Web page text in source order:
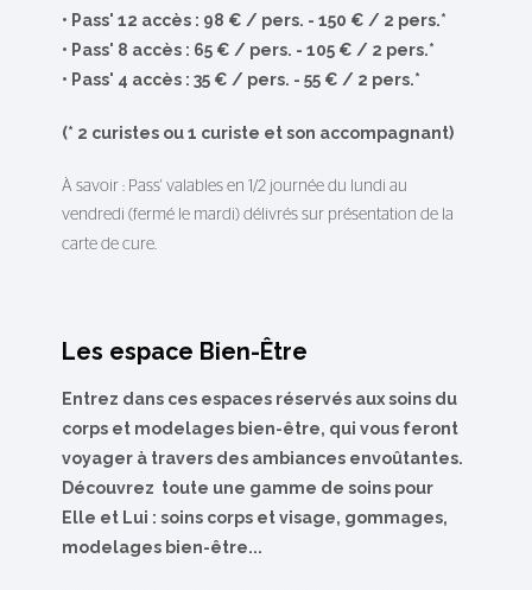
• Pass' 12 accès : 98 € / pers. - 150 € / 2 pers.*
• Pass' 8 accès : 65 € / pers. - 105 € / 2 pers.*
• Pass' 4 accès : 35 € / pers. - 55 € / 2 pers.*
(* 2 curistes ou 1 curiste et son accompagnant)
À savoir : Pass' valables en 1/2 journée du lundi au
vendredi (fermé le mardi) délivrés sur présentation de la
carte de cure.
Les espace Bien-Être
Entrez dans ces espaces réservés aux soins du
corps et modelages bien-être, qui vous feront
voyager à travers des ambiances envoûtantes.
Découvrez toute une gamme de soins pour
Elle et Lui : soins corps et visage, gommages,
modelages bien-être...